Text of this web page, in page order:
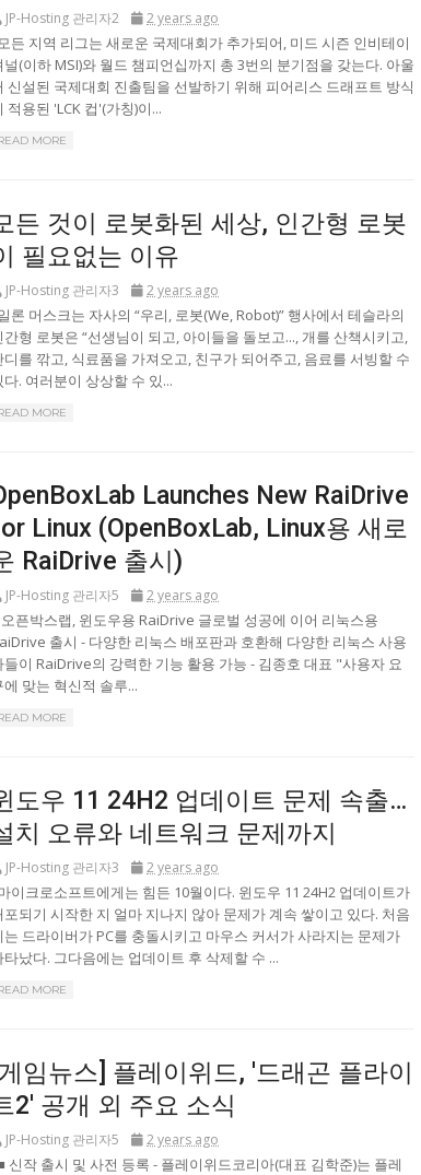
JP-Hosting 관리자2 2 years ago
든 지역 리그는 새로운 국제대회가 추가되어, 미드 시즌 인비테이
널(이하 MSI)와 월드 챔피언십까지 총 3번의 분기점을 갖는다. 아울
신설된 국제대회 진출팀을 선발하기 위해 피어리스 드래프트 방식
적용된 'LCK 컵'(가칭)이...
MORE
든 것이 로봇화된 세상, 인간형 로봇
필요없는 이유
JP-Hosting 관리자3 2 years ago
론 머스크는 자사의 “우리, 로봇(We, Robot)” 행사에서 테슬라의
간형 로봇은 “선생님이 되고, 아이들을 돌보고..., 개를 산책시키고,
디를 깎고, 식료품을 가져오고, 친구가 되어주고, 음료를 서빙할 수
다. 여러분이 상상할 수 있...
MORE
Launches New RaiDrive
Linux (OpenBoxLab, Linux용 새로
RaiDrive 출시)
JP-Hosting 관리자5 2 years ago
픈박스랩, 윈도우용 RaiDrive 글로벌 성공에 이어 리눅스용
출시 - 다양한 리눅스 배포판과 호환해 다양한 리눅스 사용
들이 RaiDrive의 강력한 기능 활용 가능 - 김종호 대표 "사용자 요
에 맞는 혁신적 솔루...
MORE
도우 11 24H2 업데이트 문제 속출…
치 오류와 네트워크 문제까지
JP-Hosting 관리자3 2 years ago
이크로소프트에게는 힘든 10월이다. 윈도우 11 24H2 업데이트가
포되기 시작한 지 얼마 지나지 않아 문제가 계속 쌓이고 있다. 처음
는 드라이버가 PC를 충돌시키고 마우스 커서가 사라지는 문제가
타났다. 그다음에는 업데이트 후 삭제할 수 ...
MORE
임뉴스] 플레이위드, '드래곤 플라이
2' 공개 외 주요 소식
JP-Hosting 관리자5 2 years ago
작 출시 및 사전 등록 - 플레이위드코리아(대표 김학준)는 플레